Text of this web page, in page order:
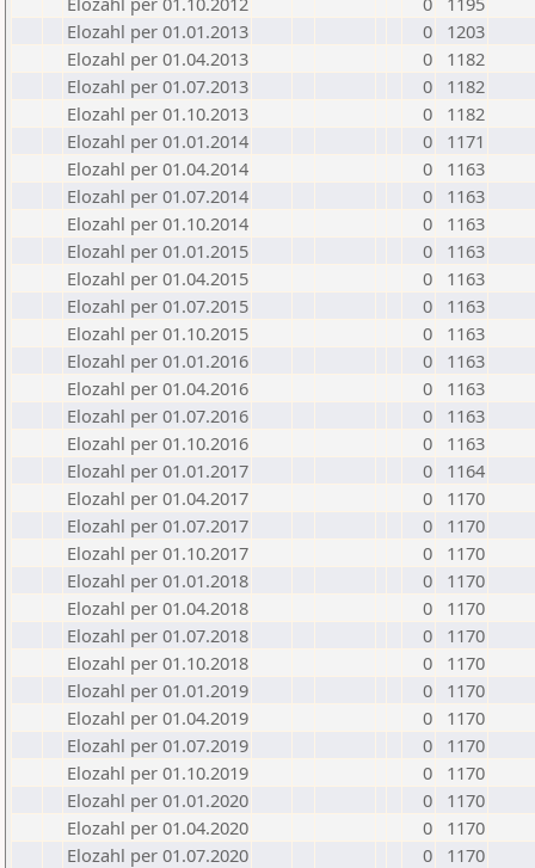
Elozahl per 01.01.2013
0
1203
Elozahl per 01.04.2013
0
1182
Elozahl per 01.07.2013
0
1182
Elozahl per 01.10.2013
0
1182
Elozahl per 01.01.2014
0
1171
Elozahl per 01.04.2014
0
1163
Elozahl per 01.07.2014
0
1163
Elozahl per 01.10.2014
0
1163
Elozahl per 01.01.2015
0
1163
Elozahl per 01.04.2015
0
1163
Elozahl per 01.07.2015
0
1163
Elozahl per 01.10.2015
0
1163
Elozahl per 01.01.2016
0
1163
Elozahl per 01.04.2016
0
1163
Elozahl per 01.07.2016
0
1163
Elozahl per 01.10.2016
0
1163
Elozahl per 01.01.2017
0
1164
Elozahl per 01.04.2017
0
1170
Elozahl per 01.07.2017
0
1170
Elozahl per 01.10.2017
0
1170
Elozahl per 01.01.2018
0
1170
Elozahl per 01.04.2018
0
1170
Elozahl per 01.07.2018
0
1170
Elozahl per 01.10.2018
0
1170
Elozahl per 01.01.2019
0
1170
Elozahl per 01.04.2019
0
1170
Elozahl per 01.07.2019
0
1170
Elozahl per 01.10.2019
0
1170
Elozahl per 01.01.2020
0
1170
Elozahl per 01.04.2020
0
1170
Elozahl per 01.07.2020
0
1170